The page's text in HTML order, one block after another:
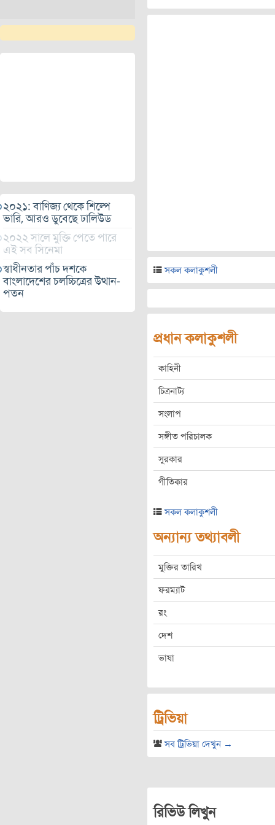
২০২১: বাণিজ্য থেকে শিল্পে
ভারি, আরও ডুবেছে ঢালিউড
২০২২ সালে মুক্তি পেতে পারে
এই সব সিনেমা
স্বাধীনতার পাঁচ দশকে
বাংলাদেশের চলচ্চিত্রের উত্থান-
পতন
সকল কলাকুশলী
প্রধান কলাকুশলী
কাহিনী
চিত্রনাট্য
সংলাপ
সঙ্গীত পরিচালক
সুরকার
গীতিকার
সকল কলাকুশলী
অন্যান্য তথ্যাবলী
মুক্তির তারিখ
ফরম্যাট
রং
দেশ
ভাষা
ট্রিভিয়া
সব ট্রিভিয়া দেখুন →
রিভিউ লিখুন